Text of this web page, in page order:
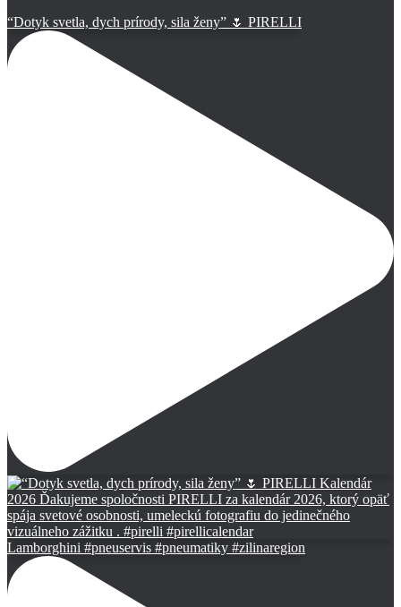
“Dotyk svetla, dych prírody, sila ženy” 🌷 PIRELLI
Lamborghini #pneuservis #pneumatiky #zilinaregion